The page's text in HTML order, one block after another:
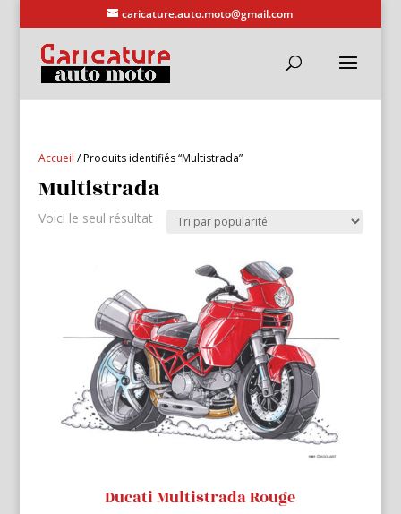
caricature.auto.moto@gmail.com
Accueil / Produits identifiés “Multistrada”
Multistrada
Voici le seul résultat
Ducati Multistrada Rouge